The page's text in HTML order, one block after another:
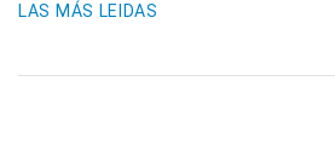
LAS MÁS LEIDAS